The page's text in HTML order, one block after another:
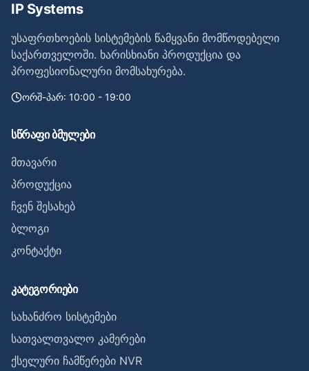
IP Systems
უსაფრთხოების სისტემების წამყვანი მომწოდებელი
საქართველოში. ხარისხიანი პროდუქცია და
პროფესიონალური მომსახურება.
ორშ-პარ: 10:00 - 19:00
სწრაფი ბმულები
მთავარი
პროდუქცია
ჩვენ შესახებ
ბლოგი
კონტაქტი
კატეგორიები
სახანძრო სისტემები
სათვალთვალო კამერები
ქსელური ჩამწერები NVR